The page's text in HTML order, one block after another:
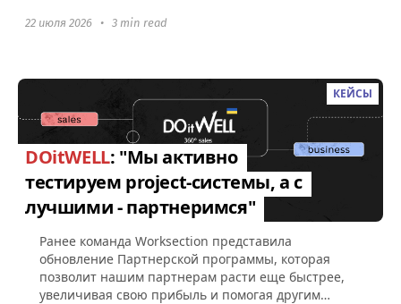
22 июля 2026 • 3 min read
КЕЙСЫ
DOitWELL: "Мы активно
тестируем project-системы, а с
лучшими - партнеримся"
Ранее команда Worksection представила
обновление Партнерской программы, которая
позволит нашим партнерам расти еще быстрее,
увеличивая свою прибыль и помогая другим